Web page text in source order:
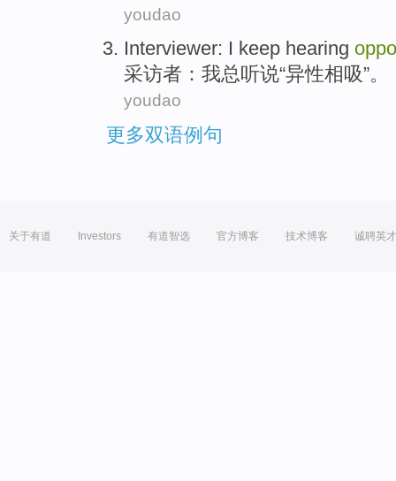
youdao
Interviewer: I keep hearing
采访者 ： 我总听说“异性相吸”。
youdao
更多双语例句
关于有道 Investors 有道智选 官方博客 技术博客 诚聘英才